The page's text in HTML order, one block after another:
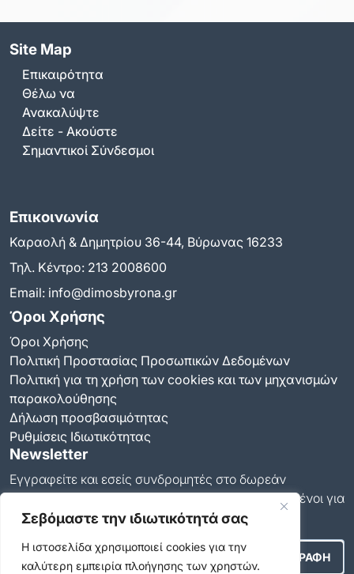
Σεβόμαστε την ιδιωτικότητά σας
Η ιστοσελίδα χρησιμοποιεί cookies για την
καλύτερη εμπειρία πλοήγησης των χρηστών.
Site Map
Επικαιρότητα
Θέλω να
Ανακαλύψτε
Δείτε - Ακούστε
Σημαντικοί Σύνδεσμοι
Επικοινωνία
Καραολή & Δημητρίου 36-44, Βύρωνας 16233
Τηλ. Κέντρο: 213 2008600
Email: info@dimosbyrona.gr
Όροι Χρήσης
Όροι Χρήσης
Πολιτική Προστασίας Προσωπικών Δεδομένων
Πολιτική για τη χρήση των cookies και των μηχανισμών
παρακολούθησης
Δήλωση προσβασιμότητας
Ρυθμίσεις Ιδιωτικότητας
Newsletter
Εγγραφείτε και εσείς συνδρομητές στο δωρεάν
newsletter του Δήμου και μείνετε πάντα ενημερωμένοι για
όλα όσα συμβαίνουν στον δήμο μας!